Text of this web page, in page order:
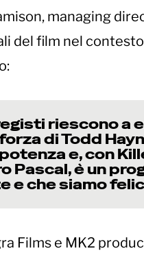
managing
del film nel
riescono a
di Todd
e, con
Pascal, è un
e che siamo
Films e MK2